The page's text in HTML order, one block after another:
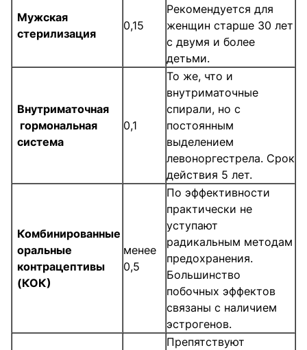
Рекомендуется для
женщин старше 30 лет
с двумя и более
детьми.
Мужская
стерилизация
0,15
Внутриматочная
гормональная
система
0,1
То же, что и
внутриматочные
спирали, но с
постоянным
выделением
левоноргестрела. Срок
действия 5 лет.
Комбинированные
оральные
контрацептивы
(КОК)
менее
0,5
По эффективности
практически не
уступают
радикальным методам
предохранения.
Большинство
побочных эффектов
связаны с наличием
эстрогенов.
Препятствуют